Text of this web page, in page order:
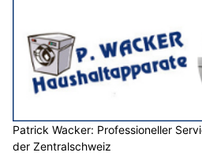
Patrick Wacker: Professioneller
der Zentralschweiz